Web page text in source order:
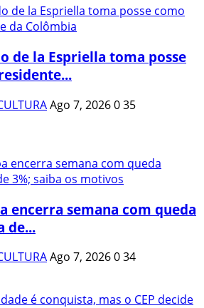
de la Espriella toma posse
Ago 7, 2026035
encerra semana com queda
de...
Ago 7, 2026034